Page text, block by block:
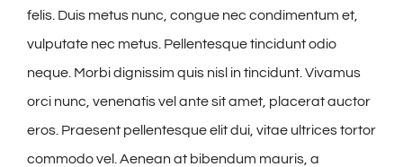
felis. Duis metus nunc, congue nec condimentum et,
vulputate nec metus. Pellentesque tincidunt odio
neque. Morbi dignissim quis nisl in tincidunt. Vivamus
orci nunc, venenatis vel ante sit amet, placerat auctor
eros. Praesent pellentesque elit dui, vitae ultrices tortor
commodo vel. Aenean at bibendum mauris, a